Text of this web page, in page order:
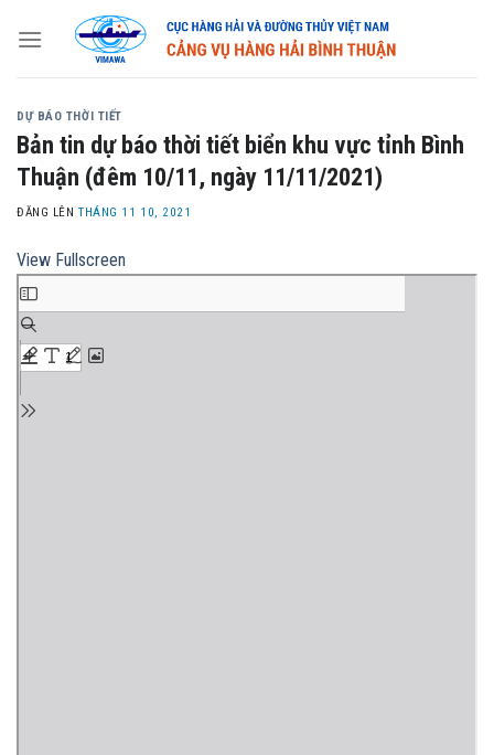
DỰ BÁO THỜI TIẾT
Bản tin dự báo thời tiết biển khu vực tỉnh Bình
Thuận (đêm 10/11, ngày 11/11/2021)
ĐĂNG LÊNTHÁNG 11 10, 2021
View Fullscreen